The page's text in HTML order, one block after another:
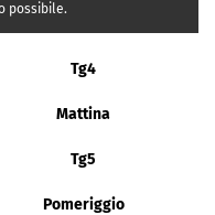
possibile.
Tg4
Mattina
Tg5
Pomeriggio